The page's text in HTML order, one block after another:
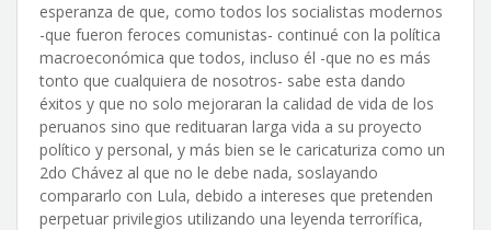
esperanza de que, como todos los socialistas modernos
-que fueron feroces comunistas- continué con la política
macroeconómica que todos, incluso él -que no es más
tonto que cualquiera de nosotros- sabe esta dando
éxitos y que no solo mejoraran la calidad de vida de los
peruanos sino que redituaran larga vida a su proyecto
político y personal, y más bien se le caricaturiza como un
2do Chávez al que no le debe nada, soslayando
compararlo con Lula, debido a intereses que pretenden
perpetuar privilegios utilizando una leyenda terrorífica,